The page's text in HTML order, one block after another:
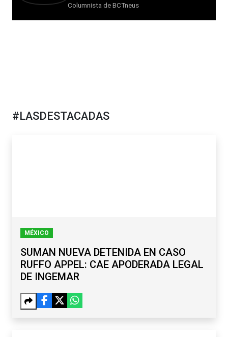
Columnista de BCTneus
#LASDESTACADAS
MÉXICO
SUMAN NUEVA DETENIDA EN CASO
RUFFO APPEL: CAE APODERADA LEGAL
DE INGEMAR